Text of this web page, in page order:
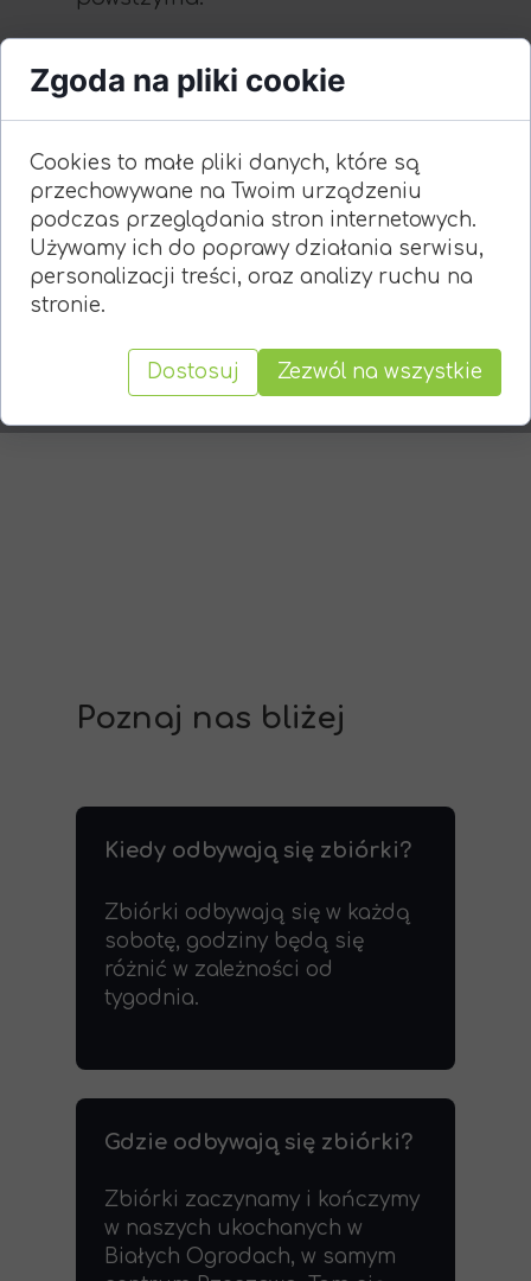
Poznaj nas bliżej
Kiedy odbywają się zbiórki?
Zbiórki odbywają się w każdą
sobotę, godziny będą się
różnić w zależności od
tygodnia.
Gdzie odbywają się zbiórki?
Zbiórki zaczynamy i kończymy
w naszych ukochanych w
Białych Ogrodach, w samym
Zgoda na pliki cookie
Cookies to małe pliki danych, które są
przechowywane na Twoim urządzeniu
podczas przeglądania stron internetowych.
Używamy ich do poprawy działania serwisu,
personalizacji treści, oraz analizy ruchu na
stronie.
Dostosuj Zezwól na wszystkie